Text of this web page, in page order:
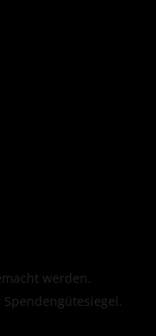
werden.
Spendengütesiegel.